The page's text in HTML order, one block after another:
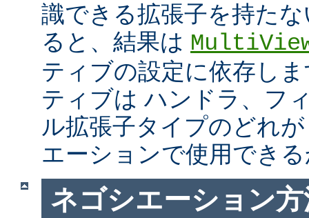
識できる拡張子を持た
ると、結果は
ティブの設定に依存し
ティブは ハンドラ、フ
ル拡張子タイプのどれ
エーションで使用でき
ネゴシエーション方